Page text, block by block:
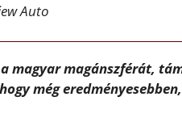
Auto
magyar magánszférát,
még